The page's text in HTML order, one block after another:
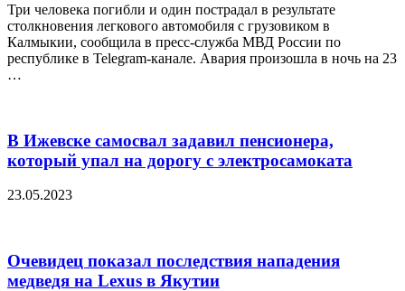
Три человека погибли и один пострадал в результате
столкновения легкового автомобиля с грузовиком в
Калмыкии, сообщила в пресс-служба МВД России по
республике в Telegram-канале. Авария произошла в ночь на 23
…
В Ижевске самосвал задавил пенсионера,
который упал на дорогу с электросамоката
23.05.2023
Очевидец показал последствия нападения
медведя на Lexus в Якутии